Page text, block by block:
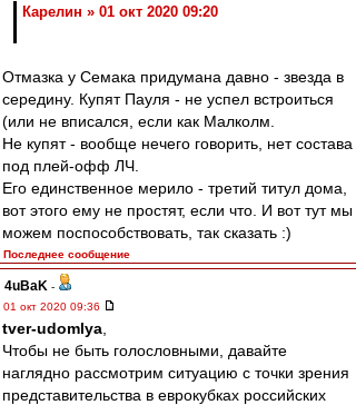
Карелин » 01 окт 2020 09:20
Отмазка у Семака придумана давно - звезда в
середину. Купят Пауля - не успел встроиться
(или не вписался, если как Малколм.
Не купят - вообще нечего говорить, нет состава
под плей-офф ЛЧ.
Его единственное мерило - третий титул дома,
вот этого ему не простят, если что. И вот тут мы
можем поспособствовать, так сказать :)
Последнее сообщение
4uBaK -
01 окт 2020 09:36
tver-udomlya
Чтобы не быть голословными, давайте
наглядно рассмотрим ситуацию с точки зрения
представительства в еврокубках российских